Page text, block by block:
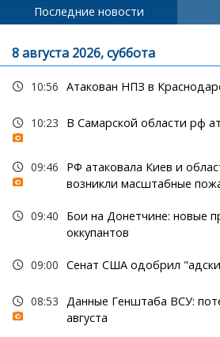
Последние новости
8 августа 2026, суббота
10:56 Атакован НПЗ в
10:23 В Самарской области рф
09:46
РФ атаковала Киев и
возникли масштабные
09:40
Бои на Донетчине: новые
оккупантов
09:00 Сенат США одобрил
08:53
Данные Генштаба ВСУ:
августа